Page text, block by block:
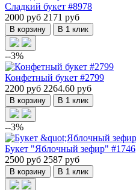
Сладкий букет #8978
2000 руб 2171 руб
В корзину В 1 клик
--3%
Конфетный букет #2799
2200 руб 2264.60 руб
В корзину В 1 клик
--3%
Букет "Яблочный зефир" #1746
2500 руб 2587 руб
В корзину В 1 клик